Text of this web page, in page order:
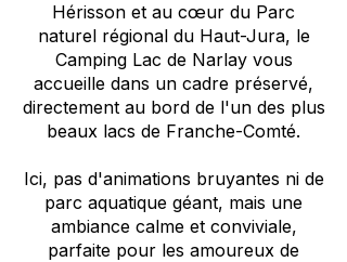
Hérisson et au cœur du Parc
naturel régional du Haut-Jura, le
Camping Lac de Narlay vous
accueille dans un cadre préservé,
directement au bord de l'un des plus
beaux lacs de Franche-Comté.
Ici, pas d'animations bruyantes ni de
parc aquatique géant, mais une
ambiance calme et conviviale,
parfaite pour les amoureux de